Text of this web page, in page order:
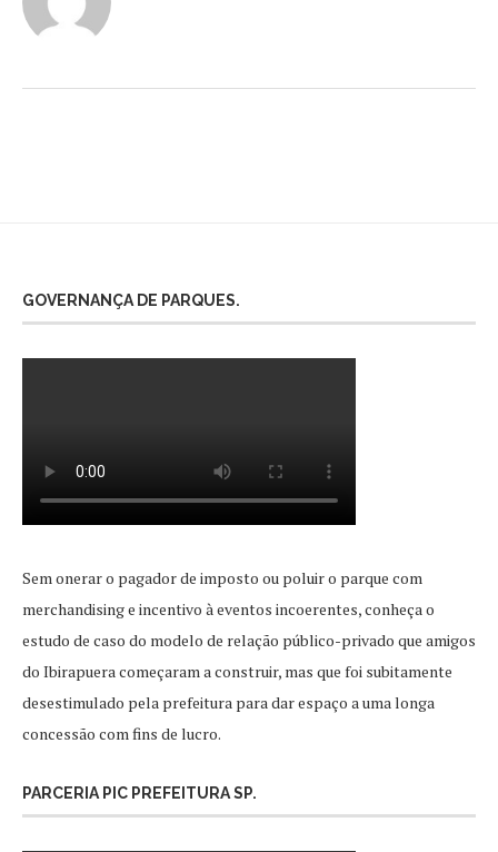
GOVERNANÇA DE PARQUES.
Sem onerar o pagador de imposto ou poluir o parque com
merchandising e incentivo à eventos incoerentes, conheça o
estudo de caso do modelo de relação público-privado que amigos
do Ibirapuera começaram a construir, mas que foi subitamente
desestimulado pela prefeitura para dar espaço a uma longa
concessão com fins de lucro.
PARCERIA PIC PREFEITURA SP.